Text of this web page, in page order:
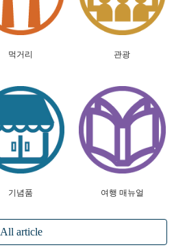
먹거리 관광
기념품 여행 매뉴얼
All article